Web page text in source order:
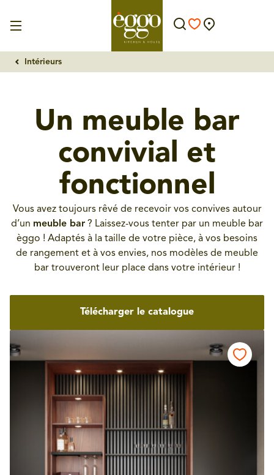
Intérieurs
Un meuble bar
convivial et
fonctionnel
Vous avez toujours rêvé de recevoir vos convives autour
d’un meuble bar ? Laissez-vous tenter par un meuble bar
èggo ! Adaptés à la taille de votre pièce, à vos besoins
de rangement et à vos envies, nos modèles de meuble
bar trouveront leur place dans votre intérieur !
Télécharger le catalogue